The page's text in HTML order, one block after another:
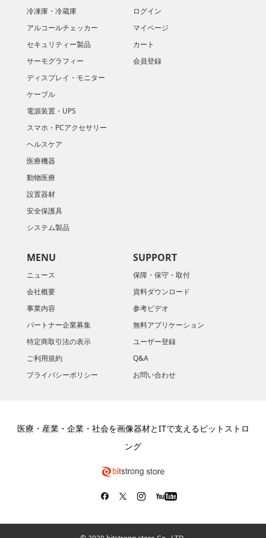
冷凍庫・冷蔵庫
アルコールチェッカー
セキュリティー製品
サーモグラフィー
ディスプレイ・モニター
ケーブル
電源装置・UPS
スマホ・PCアクセサリー
ヘルスケア
医療機器
動物医療
設置器材
安全保護具
システム製品
ログイン
マイページ
カート
会員登録
MENU
ニュース
会社概要
​事業内容
パートナー企業募集
特定商取引法の表示
ご利用規約
プライバシーポリシー
SUPPORT
保障・保守・取付
資料ダウンロード
参考ビデオ
無料アプリケーション
ユーザー登録
Q&A
お問い合わせ
医療・産業・企業・社会を画像器材とITで支えるビットストロ
ング